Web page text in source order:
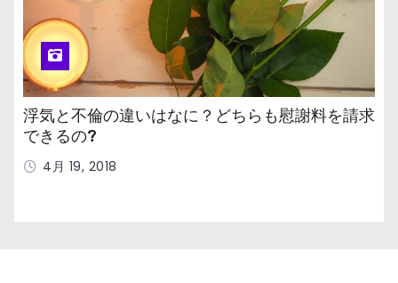
浮気と不倫の違いはなに？どちらも慰謝料を請求
できるの?
4月 19, 2018